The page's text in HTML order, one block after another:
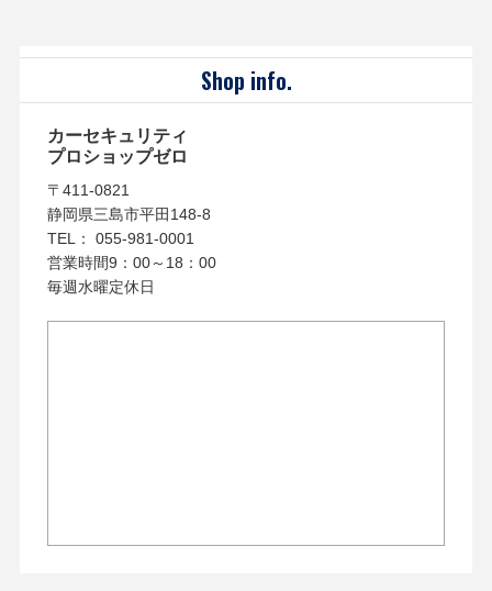
Shop info.
カーセキュリティ
プロショップゼロ
〒411-0821
静岡県三島市平田148-8
TEL： 055-981-0001
営業時間9：00～18：00
毎週水曜定休日